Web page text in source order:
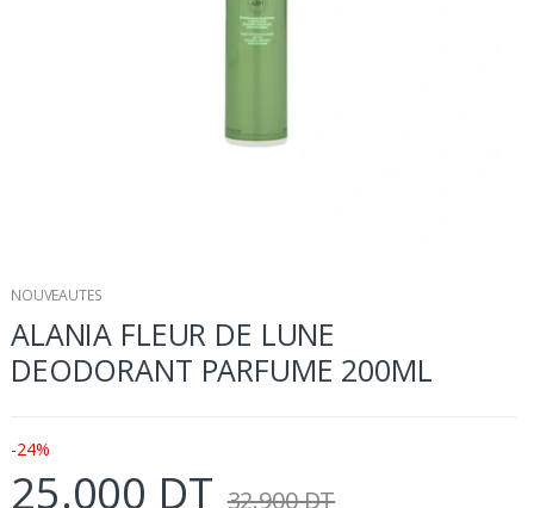
NOUVEAUTES
ALANIA FLEUR DE LUNE
DEODORANT PARFUME 200ML
-24%
25.000 DT 32.900 DT